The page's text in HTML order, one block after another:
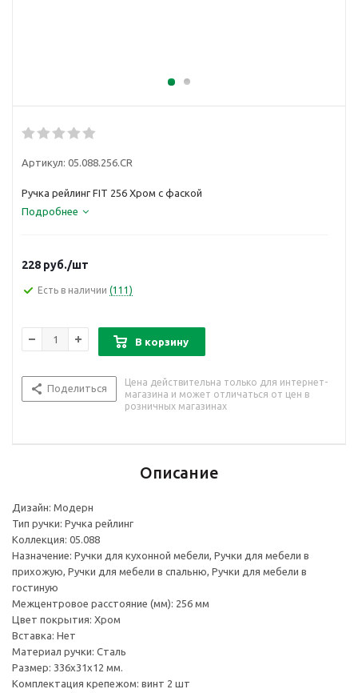
Артикул: 05.088.256.СR
Ручка рейлинг FIT 256 Хром с фаской
Подробнее
228 руб./шт
Есть в наличии (111)
В корзину
Поделиться
Цена действительна только для интернет-
магазина и может отличаться от цен в
розничных магазинах
Описание
Дизайн: Модерн
Тип ручки: Ручка рейлинг
Коллекция: 05.088
Назначение: Ручки для кухонной мебели, Ручки для мебели в
прихожую, Ручки для мебели в спальню, Ручки для мебели в
гостиную
Межцентровое расстояние (мм): 256 мм
Цвет покрытия: Хром
Вставка: Нет
Материал ручки: Сталь
Размер: 336х31х12 мм.
Комплектация крепежом: винт 2 шт